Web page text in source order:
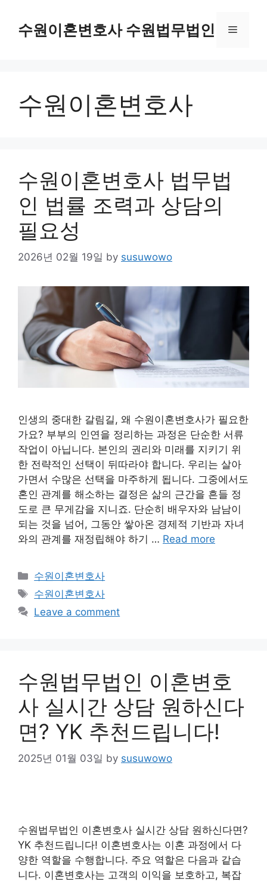
content수원이혼변호사 수원법무법인 Menu
수원이혼변호사
수원이혼변호사 법무법
인 법률 조력과 상담의
필요성
2026년 02월 19일 by susuwowo
인생의 중대한 갈림길, 왜 수원이혼변호사가 필요한
가요? 부부의 인연을 정리하는 과정은 단순한 서류
작업이 아닙니다. 본인의 권리와 미래를 지키기 위
한 전략적인 선택이 뒤따라야 합니다. 우리는 살아
가면서 수많은 선택을 마주하게 됩니다. 그중에서도
혼인 관계를 해소하는 결정은 삶의 근간을 흔들 정
도로 큰 무게감을 지니죠. 단순히 배우자와 남남이
되는 것을 넘어, 그동안 쌓아온 경제적 기반과 자녀
와의 관계를 재정립해야 하기 … Read more
Categories
수원이혼변호사
Tags
수원이혼변호사
Leave a comment
수원법무법인 이혼변호
사 실시간 상담 원하신다
면? YK 추천드립니다!
2025년 01월 03일 by susuwowo
수원법무법인 이혼변호사 실시간 상담 원하신다면?
YK 추천드립니다! 이혼변호사는 이혼 과정에서 다
양한 역할을 수행합니다. 주요 역할은 다음과 같습
니다. 이혼변호사는 고객의 이익을 보호하고, 복잡